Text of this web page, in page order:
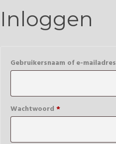
Inloggen
Gebruikersnaam of e-mailadres
Wachtwoord *Verplicht